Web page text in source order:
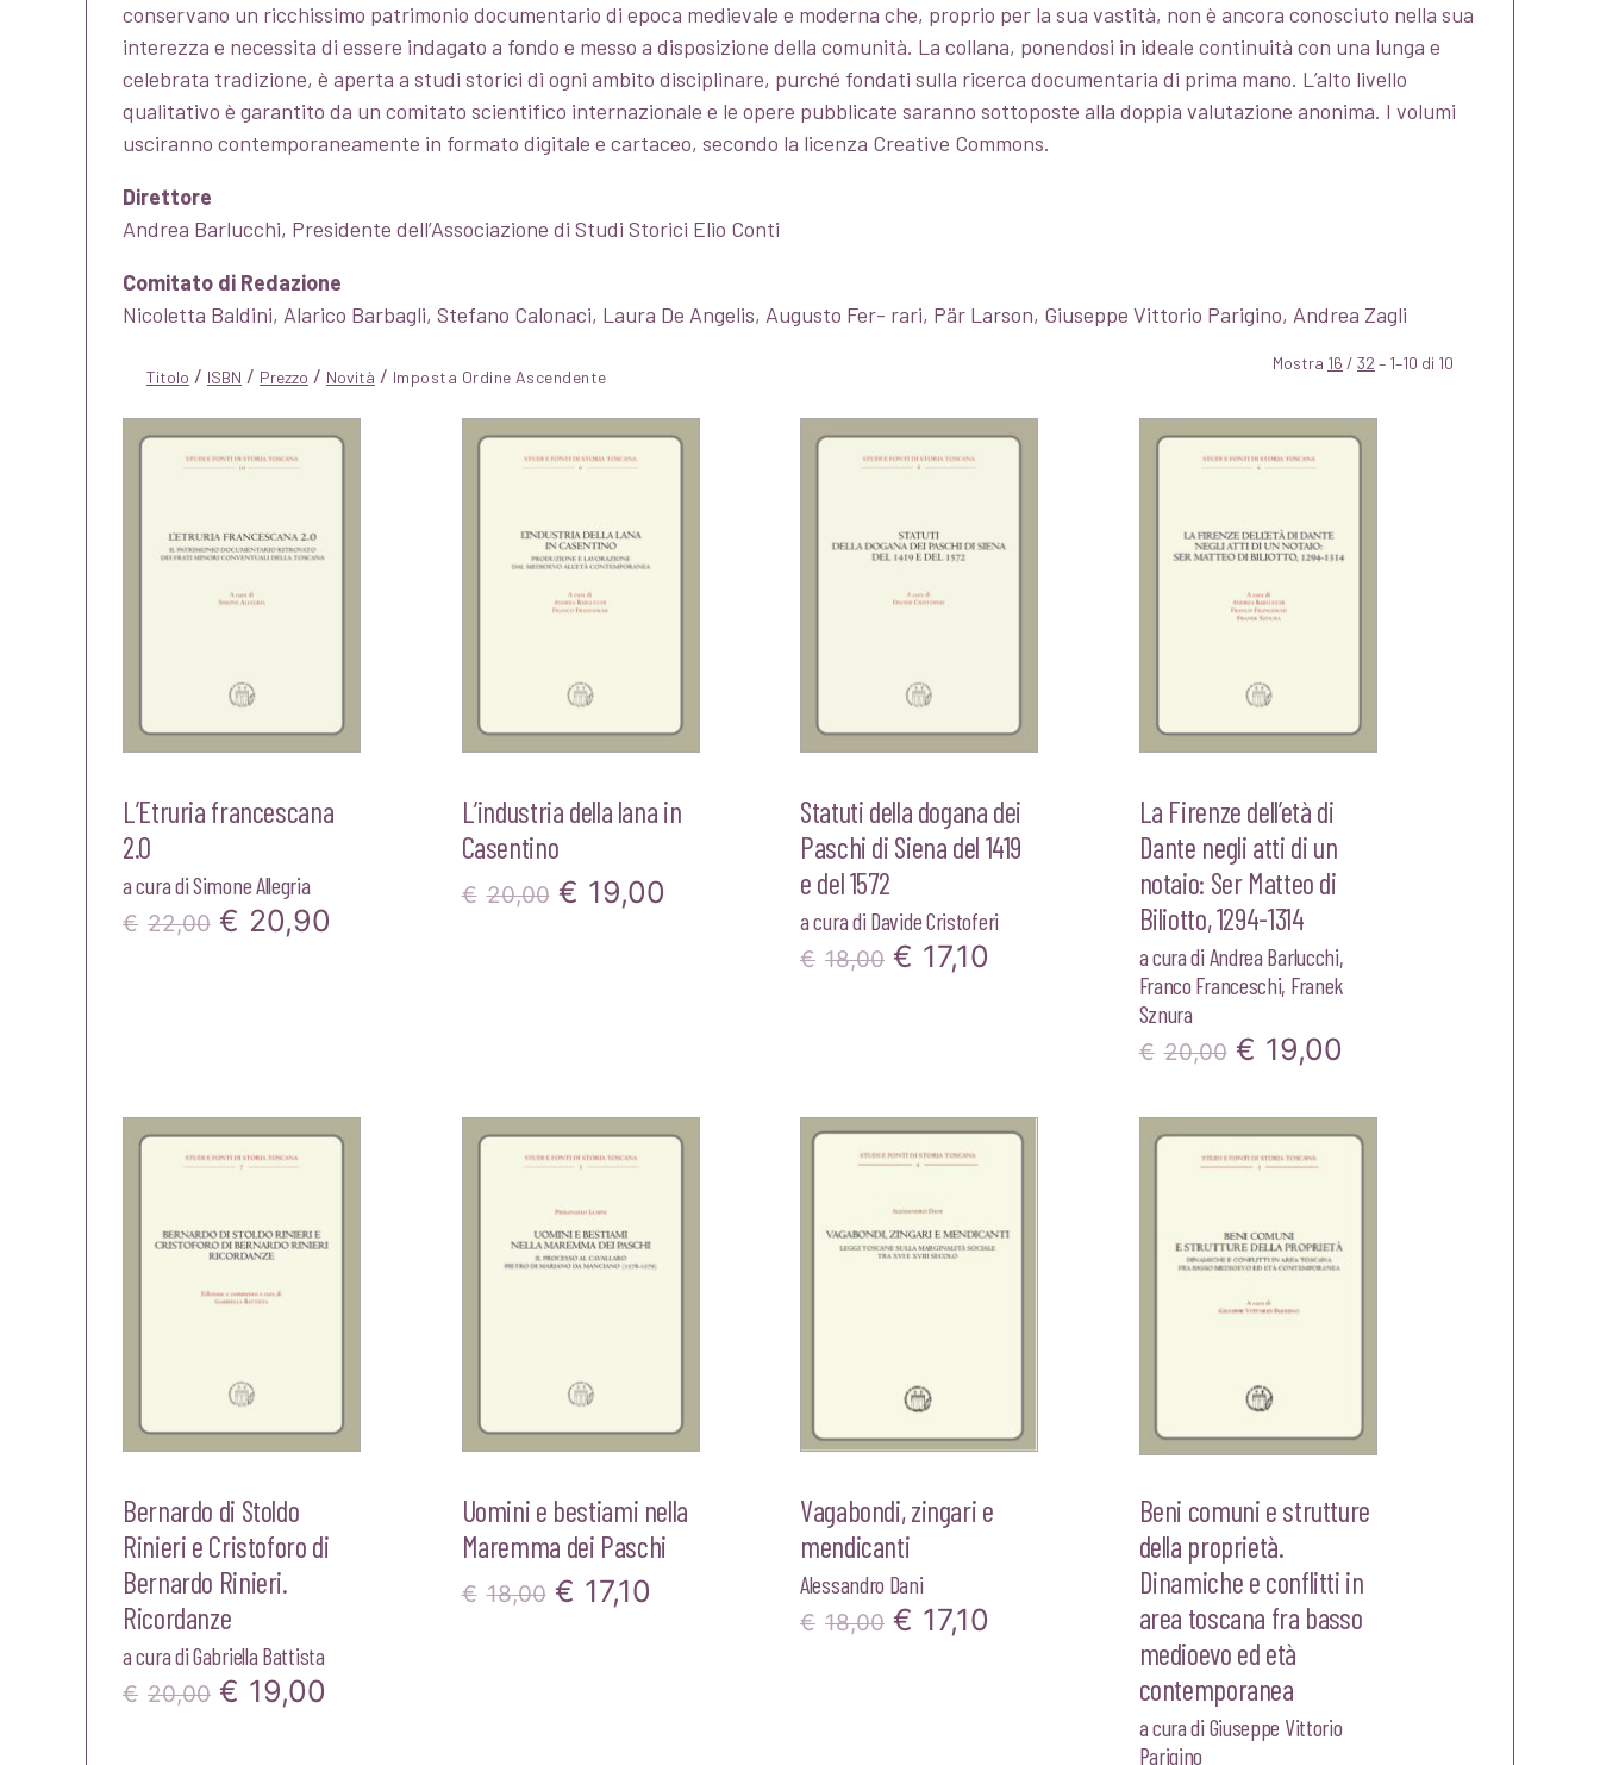
conservano un ricchissimo patrimonio documentario di epoca medievale e moderna che, proprio per la sua vastità, non è ancora conosciuto nella sua
interezza e necessita di essere indagato a fondo e messo a disposizione della comunità. La collana, ponendosi in ideale continuità con una lunga e
celebrata tradizione, è aperta a studi storici di ogni ambito disciplinare, purché fondati sulla ricerca documentaria di prima mano. L’alto livello
qualitativo è garantito da un comitato scientifico internazionale e le opere pubblicate saranno sottoposte alla doppia valutazione anonima. I volumi
usciranno contemporaneamente in formato digitale e cartaceo, secondo la licenza Creative Commons.
Direttore
Andrea Barlucchi, Presidente dell’Associazione di Studi Storici Elio Conti
Comitato di Redazione
Nicoletta Baldini, Alarico Barbagli, Stefano Calonaci, Laura De Angelis, Augusto Fer- rari, Pär Larson, Giuseppe Vittorio Parigino, Andrea Zagli
Titolo / ISBN / Prezzo / Novità / Mostra 16 / 32 – 1–10 di 10
L’Etruria francescana
2.0
a cura diSimone Allegria
€ 22,00 Il
€ 20,90
L’industria della lana in
Casentino
€ 20,00 Il
€ 19,00
Statuti della dogana dei
Paschi di Siena del 1419
e del 1572
a cura di Davide Cristoferi
€ 18,00 Il
€18,00.
€ 17,10
€17,10.
La Firenze dell’età di
Dante negli atti di un
notaio: Ser Matteo di
Biliotto, 1294-1314
a cura di Andrea Barlucchi,
Franco Franceschi, Franek
Sznura
€ 20,00 Il
originale
era:
€20,00.
€ 19,00
attuale
Bernardo di Stoldo
Rinieri e Cristoforo di
Bernardo Rinieri.
Ricordanze
a cura diGabriella Battista
€ 20,00 Il
€ 19,00
Uomini e bestiami nella
Maremma dei Paschi
€ 18,00 Il
€ 17,10
Vagabondi, zingari e
mendicanti
Alessandro Dani
€ 18,00 Il
€ 17,10
Beni comuni e strutture
della proprietà.
Dinamiche e conflitti in
area toscana fra basso
medioevo ed età
contemporanea
a cura di Giuseppe Vittorio
Parigino